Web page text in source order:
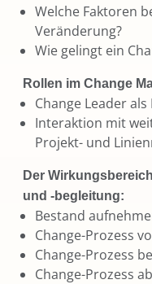
Welche Faktoren
Veränderung?
Wie gelingt ein
Rollen im Change
Change Leader
Interaktion mit
Projekt- und
Der
und -begleitung:
Bestand
Change-Prozess
Change-Prozess
Change-Prozess